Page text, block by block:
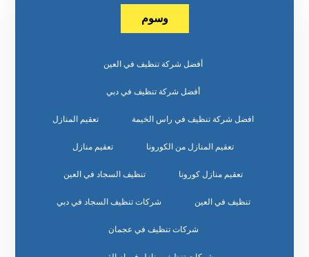
وسوم
أفضل شركة تنظيف في العين
أفضل شركة تنظيف في دبي
افضل شركة تنظيف في راس الخيمة تعقيم المنازل
تعقيم المنازل من الكورونا تعقيم منازل
تعقيم منازل كورونا تنظيف السجاد في العين
تنظيف في العين شركات تنظيف السجاد في دبي
شركات تنظيف في عجمان